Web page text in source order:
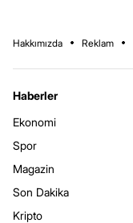
Hakkımızda Reklam
Haberler
Ekonomi
Spor
Magazin
Son Dakika
Kripto